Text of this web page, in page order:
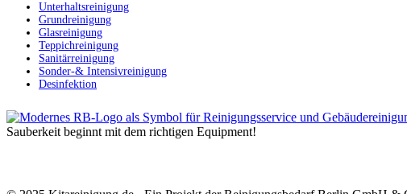
Unterhaltsreinigung
Grundreinigung
Glasreinigung
Teppichreinigung
Sanitärreinigung
Sonder-& Intensivreinigung
Desinfektion
Sauberkeit beginnt mit dem richtigen Equipment!